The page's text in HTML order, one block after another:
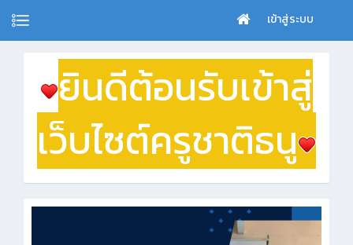
เข้าสู่ระบบ
ยินดีต้อนรับเข้าสู่
เว็บไซต์ครูชาติธนู